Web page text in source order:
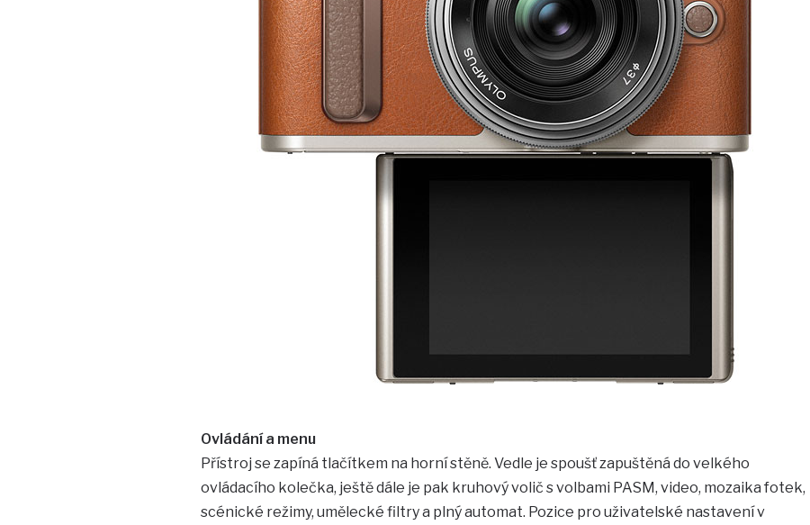
Ovládání a menu
Přístroj se zapíná tlačítkem na horní stěně. Vedle je spoušť zapuštěná do velkého
ovládacího kolečka, ještě dále je pak kruhový volič s volbami PASM, video, mozaika fotek,
scénické režimy, umělecké filtry a plný automat. Pozice pro uživatelské nastavení v